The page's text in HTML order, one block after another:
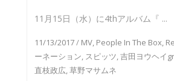
11月15日（水）に4thアルバム『 ...
11/13/2017/ MV, People In The Box,
ーネーション, スピッツ,吉田ヨウヘイ
直枝政広,草野マサムネ